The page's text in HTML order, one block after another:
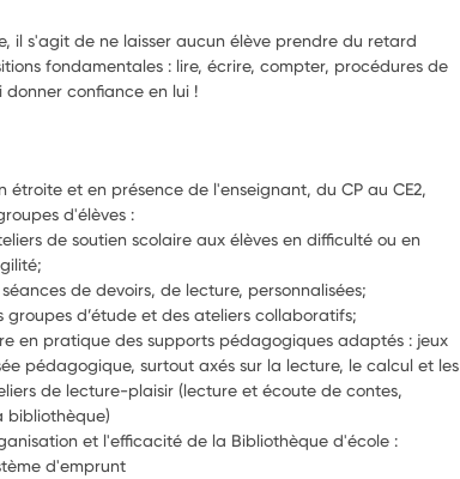
il s'agit de ne laisser aucun élève prendre du retard
fondamentales : lire, écrire, compter, procédures de
confiance en lui !
étroite et en présence de l'enseignant, du CP au CE2,
d'élèves :
de soutien scolaire aux élèves en difficulté ou en
de devoirs, de lecture, personnalisées;
groupes d’étude et des ateliers collaboratifs;
en pratique des supports pédagogiques adaptés : jeux
pédagogique, surtout axés sur la lecture, le calcul et les
de lecture-plaisir (lecture et écoute de contes,
bibliothèque)
et l'efficacité de la Bibliothèque d'école :
d'emprunt